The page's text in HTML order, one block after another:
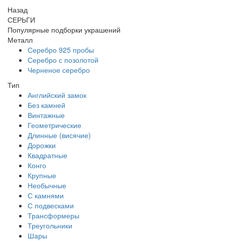
Назад
СЕРЬГИ
Популярные подборки украшений
Металл
Серебро 925 пробы
Серебро с позолотой
Черненое серебро
Тип
Английский замок
Без камней
Винтажные
Геометрические
Длинные (висячие)
Дорожки
Квадратные
Конго
Крупные
Необычные
С камнями
С подвесками
Трансформеры
Треугольники
Шары